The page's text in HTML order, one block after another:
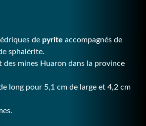
de pyrite accompagnés de
sphalérite.
des mines Huaron dans la province
long pour 5,1 cm de large et 4,2 cm